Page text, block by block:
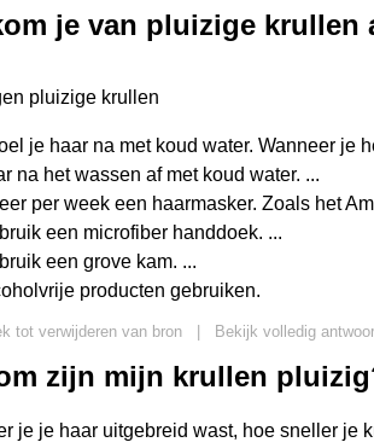
je van pluizige krullen
pluizige krullen
je haar na met koud water. Wanneer je
na het wassen af met koud water. ...
per week een haarmasker. Zoals het
een microfiber handdoek. ...
een grove kam. ...
producten gebruiken.
tot verwijderen van bron Bekijk volledig
zijn mijn krullen
je je haar uitgebreid wast, hoe sneller je